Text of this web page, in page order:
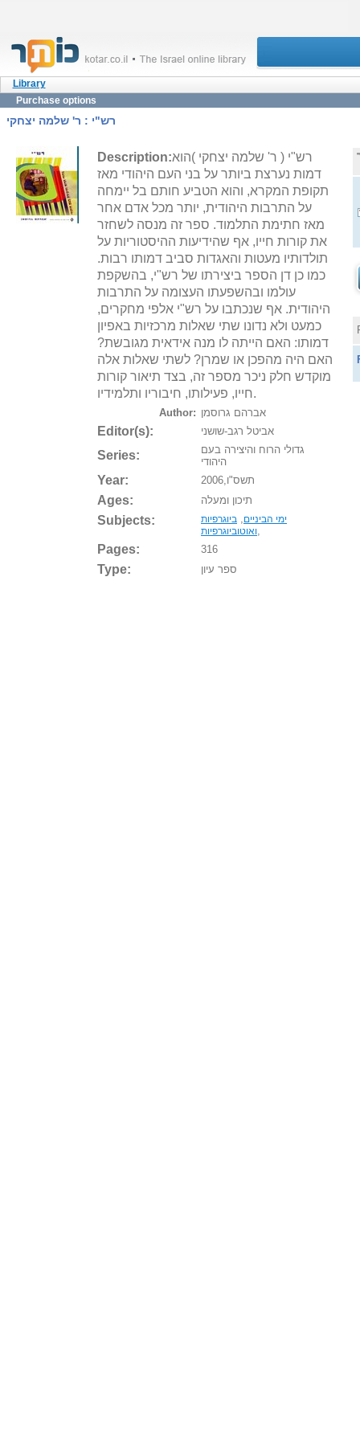
Library
Purchase options
רש"י : ר' שלמה יצחקי
Description:רש"י ( ר' שלמה יצחקי )הוא
דמות נערצת ביותר על בני העם היהודי מאז
תקופת המקרא, והוא הטביע חותם בל יימחה
על התרבות היהודית, יותר מכל אדם אחר
מאז חתימת התלמוד. ספר זה מנסה לשחזר
את קורות חייו, אף שהידיעות ההיסטוריות על
תולדותיו מעטות והאגדות סביב דמותו רבות.
כמו כן דן הספר ביצירתו של רש"י, בהשקפת
עולמו ובהשפעתו העצומה על התרבות
היהודית. אף שנכתבו על רש"י אלפי מחקרים,
כמעט ולא נדונו שתי שאלות מרכזיות באפיון
דמותו: האם הייתה לו מנה אידאית מגובשת?
האם היה מהפכן או שמרן? לשתי שאלות אלה
מוקדש חלק ניכר מספר זה, בצד תיאור קורות
חייו, פעילותו, חיבוריו ותלמידיו.
Author: אברהם גרוסמן
Editor(s): אביטל רגב-שושני
Series:
גדולי הרוח והיצירה בעם
היהודי
Year: תשס"ו,2006
Ages: תיכון ומעלה
Subjects: ימי הביניים, ביוגרפיות
ואוטוביוגרפיות,
Pages: 316
Type: ספר עיון